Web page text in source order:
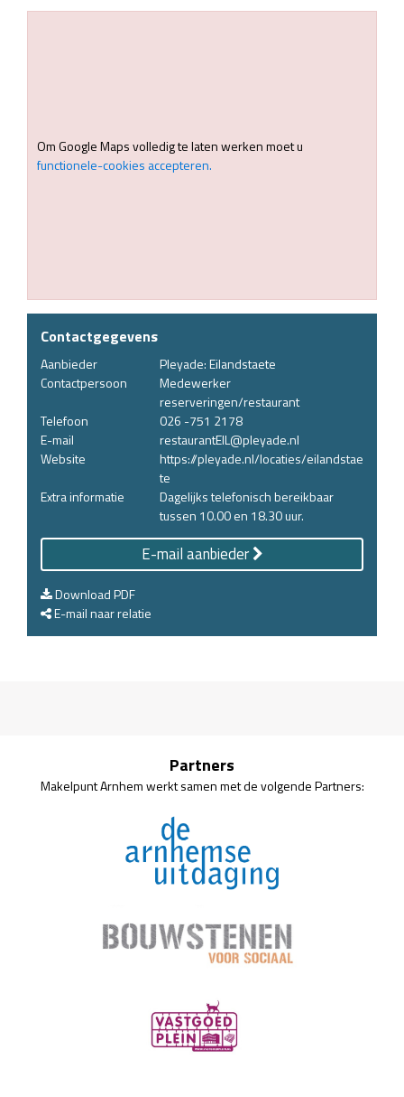
Om Google Maps volledig te laten werken moet u
functionele-cookies accepteren.
Contactgegevens
Aanbieder
Pleyade: Eilandstaete
Contactpersoon
Medewerker
reserveringen/restaurant
Telefoon
026 -751 2178
E-mail
restaurantEIL@pleyade.nl
Website
https://pleyade.nl/locaties/eilandstae
te
Extra informatie
Dagelijks telefonisch bereikbaar
tussen 10.00 en 18.30 uur.
E-mail aanbieder
Download PDF
E-mail naar relatie
Partners
Makelpunt Arnhem werkt samen met de volgende Partners: